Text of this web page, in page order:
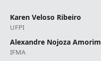
Karen Veloso Ribeiro
UFPI
Alexandre Nojoza Amorim
IFMA